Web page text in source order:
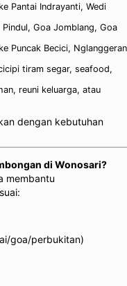
Pantai Indrayanti, Wedi
Pindul, Goa Jomblang, Goa
Puncak Becici,
tiram segar, seafood,
reuni keluarga, atau
dengan kebutuhan
di Wonosari?
membantu
goa/perbukitan)